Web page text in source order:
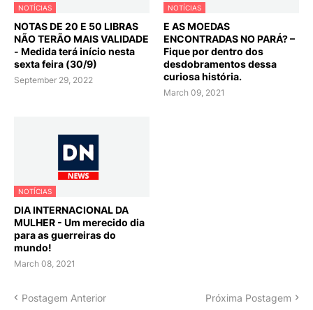
NOTÍCIAS
NOTAS DE 20 E 50 LIBRAS
NÃO TERÃO MAIS VALIDADE
- Medida terá início nesta
sexta feira (30/9)
September 29, 2022
NOTÍCIAS
E AS MOEDAS
ENCONTRADAS NO PARÁ? –
Fique por dentro dos
desdobramentos dessa
curiosa história.
March 09, 2021
NOTÍCIAS
DIA INTERNACIONAL DA
MULHER - Um merecido dia
para as guerreiras do
mundo!
March 08, 2021
Postagem Anterior Próxima Postagem